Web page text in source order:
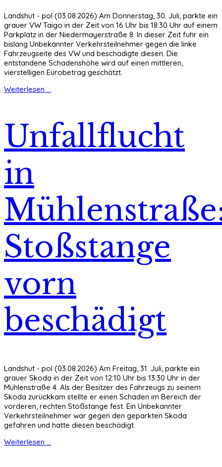
Landshut - pol (03.08.2026) Am Donnerstag, 30. Juli, parkte ein
grauer VW Taigo in der Zeit von 16 Uhr bis 18:30 Uhr auf einem
Parkplatz in der Niedermayerstraße 8. In dieser Zeit fuhr ein
bislang Unbekannter Verkehrsteilnehmer gegen die linke
Fahrzeugseite des VW und beschädigte diesen. Die
entstandene Schadenshöhe wird auf einen mittleren,
vierstelligen Eurobetrag geschätzt.
Weiterlesen ...
Unfallflucht
in
Stoßstange
vorn
beschädigt
Landshut - pol (03.08.2026) Am Freitag, 31. Juli, parkte ein
grauer Skoda in der Zeit von 12:10 Uhr bis 13:30 Uhr in der
Mühlenstraße 4. Als der Besitzer des Fahrzeugs zu seinem
Skoda zurückkam stellte er einen Schaden im Bereich der
vorderen, rechten Stoßstange fest. Ein Unbekannter
Verkehrsteilnehmer war gegen den geparkten Skoda
gefahren und hatte diesen beschädigt.
Weiterlesen ...